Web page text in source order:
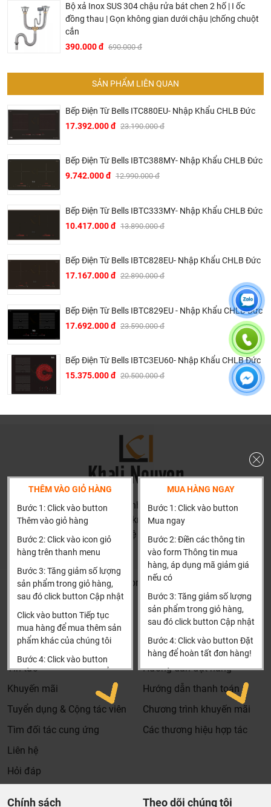
Bộ xả Inox SUS 304 chậu rửa bát chen 2 hố | I ốc
đồng thau | Gọn không gian dưới chậu |chống chuột
cắn
390.000 đ 690.000 đ
SẢN PHẨM LIÊN QUAN
Bếp Điện Từ Bells ITC880EU- Nhập Khẩu CHLB Đức
17.392.000 đ 23.190.000 đ
Bếp Điện Từ Bells IBTC388MY- Nhập Khẩu CHLB Đức
9.742.000 đ 12.990.000 đ
Bếp Điện Từ Bells IBTC333MY- Nhập Khẩu CHLB Đức
10.417.000 đ 13.890.000 đ
Bếp Điện Từ Bells IBTC828EU- Nhập Khẩu CHLB Đức
17.167.000 đ 22.890.000 đ
Bếp Điện Từ Bells IBTC829EU - Nhập Khẩu CHLB Đức
17.692.000 đ 23.590.000 đ
Bếp Điện Từ Bells IBTC3EU60- Nhập Khẩu CHLB Đức
15.375.000 đ 20.500.000 đ
THÊM VÀO GIỎ HÀNG
Bước 1: Click vào button
Thêm vào giỏ hàng
Bước 2: Click vào icon giỏ
hàng trên thanh menu
Bước 3: Tăng giảm số lượng
sản phẩm trong giỏ hàng,
sau đó click button Cập nhật
Click vào button Tiếp tục
mua hàng để mua thêm sản
phẩm khác của chúng tôi
Bước 4: Click vào button
Tiến hành thanh toán để
thanh toán đơn hàng của
Xin cảm ơn khách hàng!!!
MUA HÀNG NGAY
Bước 1: Click vào button
Mua ngay
Bước 2: Điền các thông tin
vào form Thông tin mua
hàng, áp dụng mã giảm giá
nếu có
Bước 3: Tăng giảm số lượng
sản phẩm trong giỏ hàng,
sau đó click button Cập nhật
Bước 4: Click vào button Đặt
hàng để hoàn tất đơn hàng!
Xin cảm ơn khách hàng!!!
HN: số 160 đường Văn Minh, Di Trạch, Hoài Đức, Hà Nội
(Cách đại học công nghiệp 1 km)
HCM và các tỉnh khác: Liên hệ hotline để được hướng dẫn
đặt hàng
Khalinguyen.vn@gmail.com
0904501766
Thông tin
Tìm đại lý & Hợp tác
Tin tức
Khuyến mãi
Tuyển dụng & Cộng tác viên
Tìm đối tác cung ứng
Liên hệ
Hỏi đáp
Thông tin thêm
Hướng dẫn mua hàng
Hướng dẫn đặt hàng
Hướng dẫn thanh toán
Chương trình khuyến mãi
Các thương hiệu hợp tác
Chính sách Theo dõi chúng tôi